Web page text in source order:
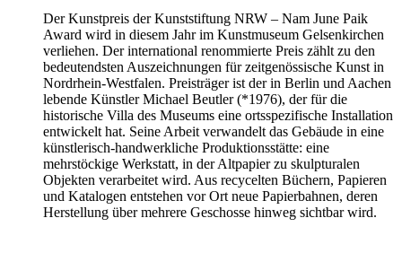
Der Kunstpreis der Kunststiftung NRW – Nam June Paik
Award wird in diesem Jahr im Kunstmuseum Gelsenkirchen
verliehen. Der international renommierte Preis zählt zu den
bedeutendsten Auszeichnungen für zeitgenössische Kunst in
Nordrhein-Westfalen. Preisträger ist der in Berlin und Aachen
lebende Künstler Michael Beutler (*1976), der für die
historische Villa des Museums eine ortsspezifische Installation
entwickelt hat. Seine Arbeit verwandelt das Gebäude in eine
künstlerisch-handwerkliche Produktionsstätte: eine
mehrstöckige Werkstatt, in der Altpapier zu skulpturalen
Objekten verarbeitet wird. Aus recycelten Büchern, Papieren
und Katalogen entstehen vor Ort neue Papierbahnen, deren
Herstellung über mehrere Geschosse hinweg sichtbar wird.